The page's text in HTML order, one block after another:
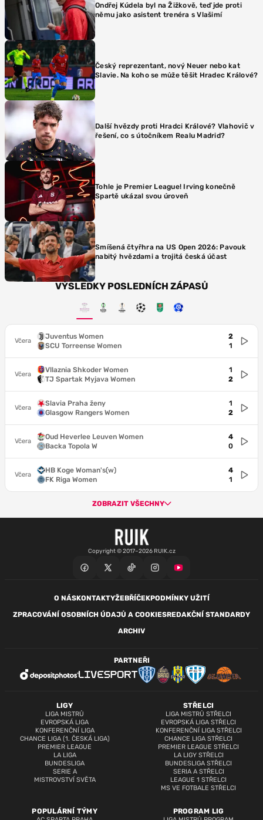
Ondřej Kúdela byl na Žižkově, teď jde proti
němu jako asistent trenéra s Vlašimí
Český reprezentant, nový Neuer nebo kat
Slavie. Na koho se může těšit Hradec Králové?
Další hvězdy proti Hradci Králové? Vlahovič v
řešení, co s útočníkem Realu Madrid?
Tohle je Premier League! Irving konečně
Spartě ukázal svou úroveň
Smíšená čtyřhra na US Open 2026: Pavouk
nabitý hvězdami a trojitá česká účast
VÝSLEDKY POSLEDNÍCH ZÁPASŮ
Včera
Juventus Women
SCU Torreense Women
2
1
Včera
Vllaznia Shkoder Women
TJ Spartak Myjava Women
1
2
Včera
Slavia Praha ženy
Glasgow Rangers Women
1
2
Včera
Oud Heverlee Leuven Women
Backa Topola W
4
0
Včera
HB Koge Woman's(w)
FK Riga Women
4
1
ZOBRAZIT VŠECHNY
Copyright © 2017–2026 RUIK.cz
O NÁSKONTAKTYŽEBŘÍČEKPODMÍNKY UŽITÍ
ZPRACOVÁNÍ OSOBNÍCH ÚDAJŮ A COOKIESREDAKČNÍ STANDARDY
ARCHIV
LIGY
LIGA MISTRŮ
EVROPSKÁ LIGA
KONFERENČNÍ LIGA
CHANCE LIGA (1. ČESKÁ LIGA)
PREMIER LEAGUE
LA LIGA
BUNDESLIGA
SERIE A
MISTROVSTVÍ SVĚTA
STŘELCI
LIGA MISTRŮ STŘELCI
EVROPSKÁ LIGA STŘELCI
KONFERENČNÍ LIGA STŘELCI
CHANCE LIGA STŘELCI
PREMIER LEAGUE STŘELCI
LA LIGY STŘELCI
BUNDESLIGA STŘELCI
SERIA A STŘELCI
LEAGUE 1 STŘELCI
MS VE FOTBALE STŘELCI
POPULÁRNÍ TÝMY PROGRAM LIG
PARTNEŘI